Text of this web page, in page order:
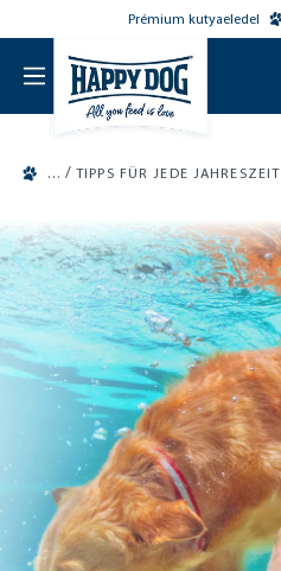
Prémium kutyaeledel
/ TIPPS FÜR JEDE JAHRESZEIT